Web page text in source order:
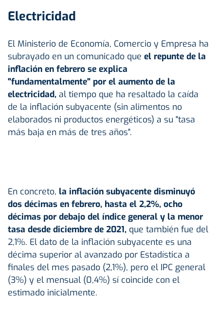
Electricidad
El Ministerio de Economía, Comercio y Empresa ha
subrayado en un comunicado que el repunte de la
inflación en febrero se explica
"fundamentalmente" por el aumento de la
electricidad, al tiempo que ha resaltado la caída
de la inflación subyacente (sin alimentos no
elaborados ni productos energéticos) a su "tasa
más baja en más de tres años".
En concreto, la inflación subyacente disminuyó
dos décimas en febrero, hasta el 2,2%, ocho
décimas por debajo del índice general y la menor
tasa desde diciembre de 2021, que también fue del
2,1%. El dato de la inflación subyacente es una
décima superior al avanzado por Estadística a
finales del mes pasado (2,1%), pero el IPC general
(3%) y el mensual (0,4%) sí coincide con el
estimado inicialmente.